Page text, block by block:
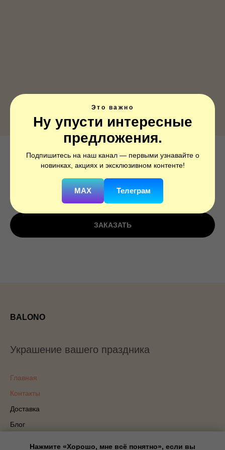
Это важно
Ну упусти интересные
предложения.
Подпишитесь на наш канал — первыми узнавайте о
новинках, акциях и эксклюзивном контенте!
MAX Телеграм
Шары и подарки, Красный
250 р.
ЗАКАЗАТЬ
Нажмите «Хорошо, мне всё понятно», если вы
BALONO
Украшение вашего праздника
Главная
Контакты
Доставка
Блог